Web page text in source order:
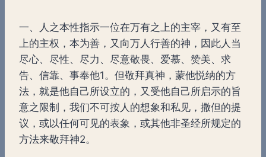
一、人之本性指示一位在万有之上的主宰，又有至
上的主权，本为善，又向万人行善的神，因此人当
尽心、尽性、尽力、尽意敬畏、爱慕、赞美、求
告、信靠、事奉他1。但敬拜真神，蒙他悦纳的方
法，就是他自己所设立的，又受他自己所启示的旨
意之限制，我们不可按人的想象和私见，撒但的提
议，或以任何可见的表象，或其他非圣经所规定的
方法来敬拜神2。